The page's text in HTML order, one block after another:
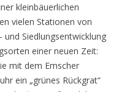
kleinbäuerlichen
vielen Stationen von
und Siedlungsentwicklung
einer neuen Zeit:
mit dem Emscher
ein „grünes Rückgrat“